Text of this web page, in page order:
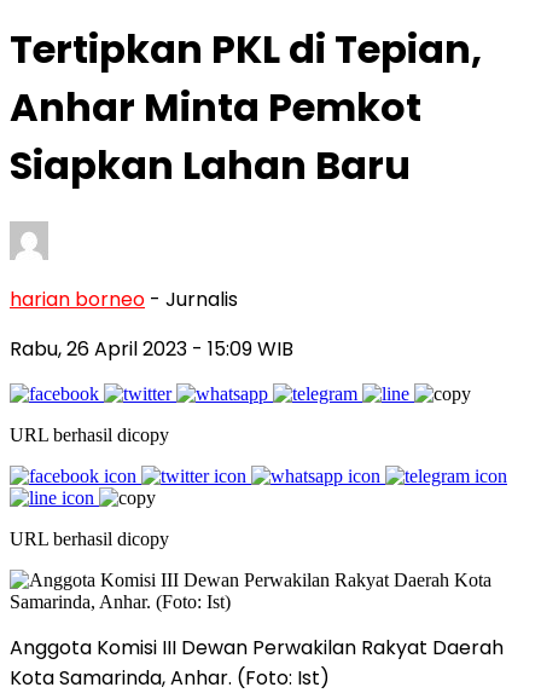
Tertipkan PKL di Tepian,
Anhar Minta Pemkot
Siapkan Lahan Baru
harian borneo - Jurnalis
Rabu, 26 April 2023 - 15:09 WIB
URL berhasil dicopy
URL berhasil dicopy
Anggota Komisi III Dewan Perwakilan Rakyat Daerah
Kota Samarinda, Anhar. (Foto: Ist)